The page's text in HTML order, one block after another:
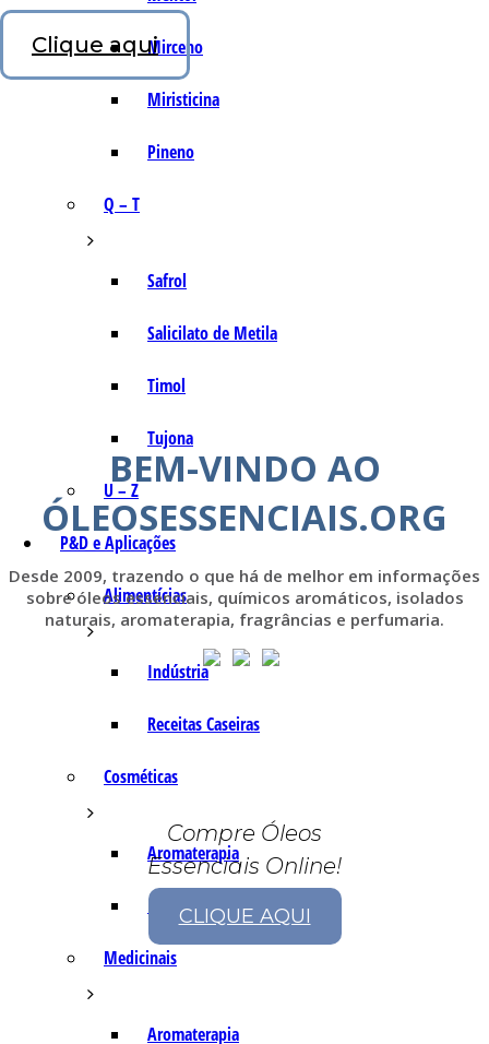
Mirceno
Miristicina
Pineno
Q – T
Safrol
Salicilato de Metila
Timol
Tujona
U – Z
P&D e Aplicações
Alimentícias
Indústria
Receitas Caseiras
Cosméticas
Aromaterapia
Fórmulas Caseiras
Medicinais
Aromaterapia
Clique aqui
BEM-VINDO AO
ÓLEOSESSENCIAIS.ORG
Desde 2009, trazendo o que há de melhor em informações
sobre óleos essenciais, químicos aromáticos, isolados
naturais, aromaterapia, fragrâncias e perfumaria.
Compre Óleos
Essenciais Online!
CLIQUE AQUI